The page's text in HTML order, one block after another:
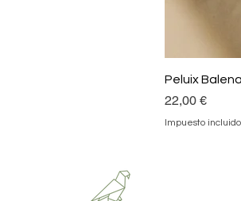
Peluix
Precio
22,00 €
Impuesto incluido